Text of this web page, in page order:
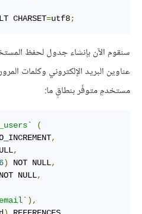
CHARSET=utf8;
سنقوم الآن بإنشاء جدول لحفظ
عناوين البريد الإلكتروني وكلمات
مستخدمٍ متوفّر بنطاقٍ ما:
(
,
,
) NOT NULL,
NULL,
),